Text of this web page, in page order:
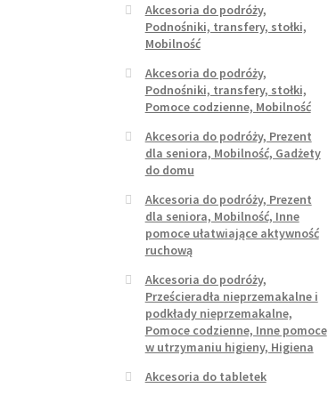
Akcesoria do podróży,
Podnośniki, transfery, stołki,
Mobilność
Akcesoria do podróży,
Podnośniki, transfery, stołki,
Pomoce codzienne, Mobilność
Akcesoria do podróży, Prezent
dla seniora, Mobilność, Gadżety
do domu
Akcesoria do podróży, Prezent
dla seniora, Mobilność, Inne
pomoce ułatwiające aktywność
ruchową
Akcesoria do podróży,
Prześcieradła nieprzemakalne i
podkłady nieprzemakalne,
Pomoce codzienne, Inne pomoce
w utrzymaniu higieny, Higiena
Akcesoria do tabletek